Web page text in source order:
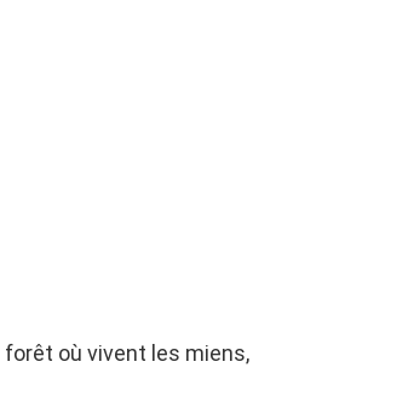
forêt où vivent les miens,